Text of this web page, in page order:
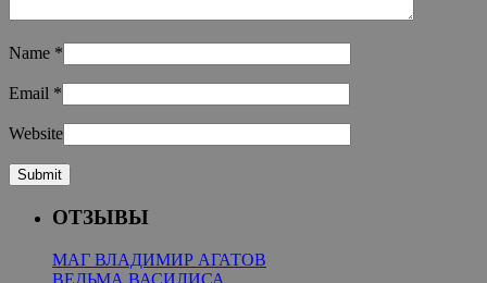
Name *
Email *
Website
ОТЗЫВЫ
МАГ ВЛАДИМИР АГАТОВ
ВЕДЬМА ВАСИЛИСА